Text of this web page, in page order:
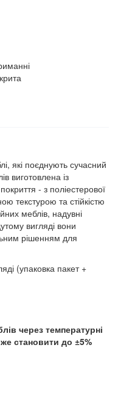
які поєднують сучасний
виготовлена із
- з поліестерової
текстурою та стійкістю
меблів, надувні
вигляді вони
рішенням для
(упаковка пакет +
через температурні
становити до ±5%